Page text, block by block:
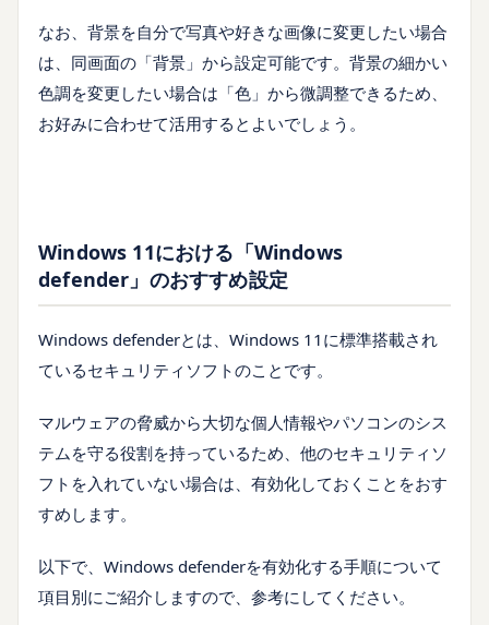
なお、背景を自分で写真や好きな画像に変更したい場合
は、同画面の「背景」から設定可能です。背景の細かい
色調を変更したい場合は「色」から微調整できるため、
お好みに合わせて活用するとよいでしょう。
Windows 11における「Windows
defender」のおすすめ設定
Windows defenderとは、Windows 11に標準搭載され
ているセキュリティソフトのことです。
マルウェアの脅威から大切な個人情報やパソコンのシス
テムを守る役割を持っているため、他のセキュリティソ
フトを入れていない場合は、有効化しておくことをおす
すめします。
以下で、Windows defenderを有効化する手順について
項目別にご紹介しますので、参考にしてください。